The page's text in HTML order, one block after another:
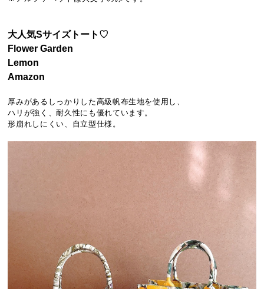
大人気Sサイズトート♡
Flower Garden
Lemon
Amazon
厚みがあるしっかりした高級帆布生地を使用し、
ハリが強く、耐久性にも優れています。
形崩れしにくい、自立型仕様。